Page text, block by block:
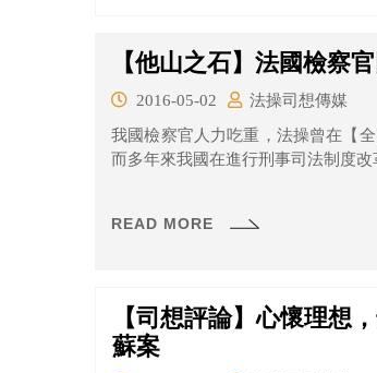
【他山之石】法國檢察
2016-05-02
法操司想傳媒
我國檢察官人力吃重，法操曾在【
而多年來我國在進行刑事司法制度
READ MORE
【司想評論】心懷理想
蘇案